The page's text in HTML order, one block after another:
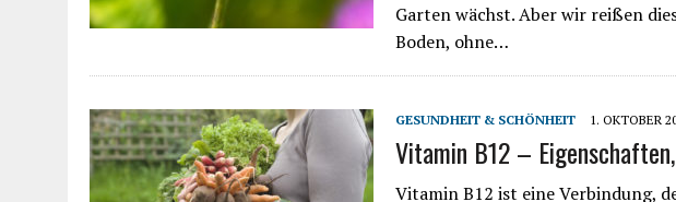
Garten wächst. Aber wir reißen
Boden, ohne…
GESUNDHEIT & SCHÖNHEIT 1. OKTOBER
Vitamin B12 –
Vitamin B12 ist eine Verbindung,